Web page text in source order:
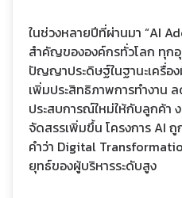
ในช่วงหลายปีที่ผ่านมา “AI
สำคัญขององค์กรทั่วโลก ทุก
ปัญญาประดิษฐ์ในฐานะเครื่อ
เพิ่มประสิทธิภาพการทำงาน
ประสบการณ์ใหม่ให้กับลูกค้า
จัดสรรเพิ่มขึ้น โครงการ AI
คำว่า Digital
ยุทธ์ของผู้บริหารระดับสูง